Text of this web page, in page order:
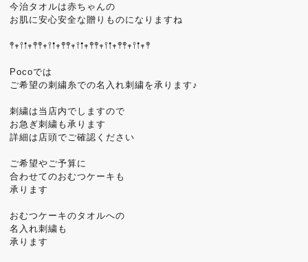
今治タオルは赤ちゃんの
お肌に安心安全な贈りものになりますね
𖤣𖥧𖥣𖡡𖥧𖤣𖤣𖥧𖥣𖡡𖥧𖤣𖤣𖥧𖥣𖡡𖥧𖤣𖤣𖥧𖥣𖡡𖥧𖤣𖤣𖥧𖥣𖡡𖥧𖤣
Pocoでは
ご希望の刺繍糸での名入れ刺繍を承ります♪
刺繍は当店内でしますので
お急ぎ刺繍も承ります
詳細は店頭でご確認ください
ご希望やご予算に
合わせてのおむつケーキも
承ります
おむつケーキのタオルへの
名入れ刺繍も
承ります